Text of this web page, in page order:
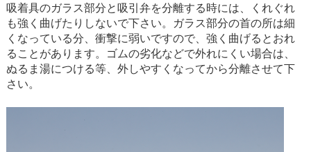
吸着具のガラス部分と吸引弁を分離する時には、くれぐれ
も強く曲げたりしないで下さい。ガラス部分の首の所は細
くなっている分、衝撃に弱いですので、強く曲げるとおれ
ることがあります。ゴムの劣化などで外れにくい場合は、
ぬるま湯につける等、外しやすくなってから分離させて下
さい。